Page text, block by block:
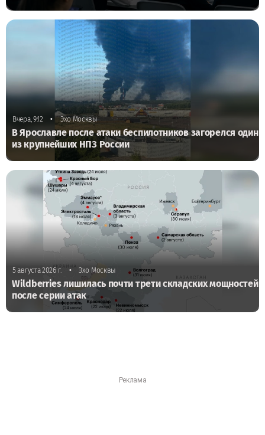
Вчера, 9:12 • Эхо Москвы
В Ярославле после атаки беспилотников загорелся один
из крупнейших НПЗ России
5 августа 2026 г. • Эхо Москвы
Wildberries лишилась почти трети складских мощностей
после серии атак